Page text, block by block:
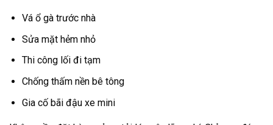
Vá ổ gà trước nhà
Sửa mặt hẻm nhỏ
Thi công lối đi tạm
Chống thấm nền bê tông
Gia cố bãi đậu xe mini